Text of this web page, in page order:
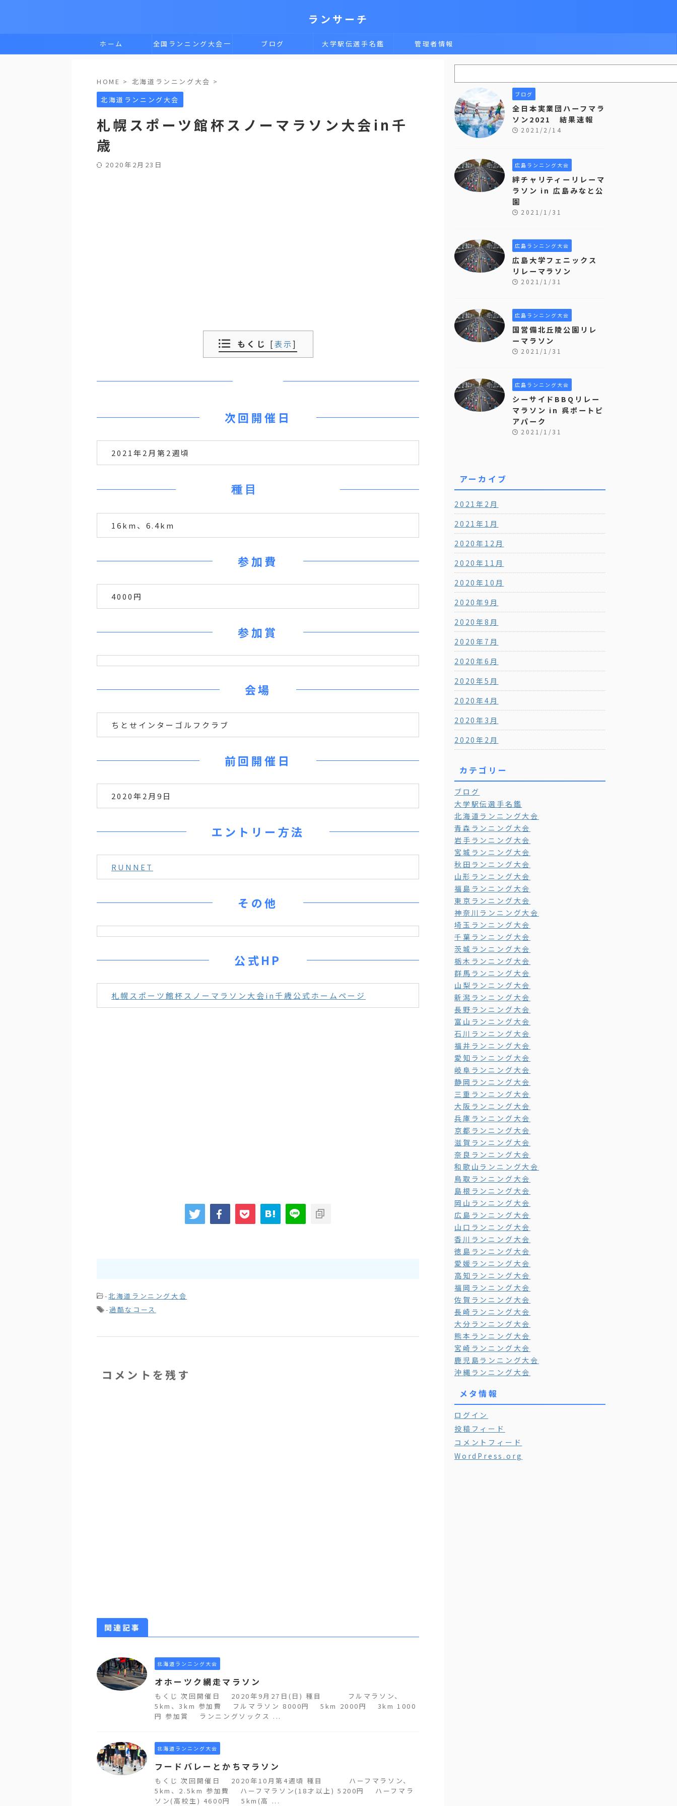
ランサーチ
ホーム 全国ランニング大会一 ブログ 大学駅伝選手名鑑 管理者情報
HOME > 北海道ランニング大会 >
北海道ランニング大会
札幌スポーツ館杯スノーマラソン大会in千
歳
2020年2月23日
もくじ [表示]
次回開催日
2021年2月第2週頃
種目
16km、6.4km
参加費
4000円
参加賞
会場
ちとせインターゴルフクラブ
前回開催日
2020年2月9日
エントリー方法
RUNNET
その他
公式HP
札幌スポーツ館杯スノーマラソン大会in千歳公式ホームページ
-北海道ランニング大会
-過酷なコース
コメントを残す
関連記事
北海道ランニング大会
オホーツク網走マラソン
もくじ 次回開催日 2020年9月27日(日) 種目 フルマラソン、
5km、3km 参加費 フルマラソン 8000円 5km 2000円 3km 1000
円 参加賞 ランニングソックス ...
北海道ランニング大会
フードバレーとかちマラソン
もくじ 次回開催日 2020年10月第4週頃 種目 ハーフマラソン、
5km、2.5km 参加費 ハーフマラソン(18才以上) 5200円 ハーフマラ
ソン(高校生) 4600円 5km(高 ...
ブログ
全日本実業団ハーフマラ
ソン2021 結果速報
2021/2/14
広島ランニング大会
絆チャリティーリレーマ
ラソン in 広島みなと公
園
2021/1/31
広島ランニング大会
広島大学フェニックス
リレーマラソン
2021/1/31
広島ランニング大会
国営備北丘陵公園リレ
ーマラソン
2021/1/31
広島ランニング大会
シーサイドBBQリレー
マラソン in 呉ポートピ
アパーク
2021/1/31
アーカイブ
2021年2月
2021年1月
2020年12月
2020年11月
2020年10月
2020年9月
2020年8月
2020年7月
2020年6月
2020年5月
2020年4月
2020年3月
2020年2月
カテゴリー
ブログ
大学駅伝選手名鑑
北海道ランニング大会
青森ランニング大会
岩手ランニング大会
宮城ランニング大会
秋田ランニング大会
山形ランニング大会
福島ランニング大会
東京ランニング大会
神奈川ランニング大会
埼玉ランニング大会
千葉ランニング大会
茨城ランニング大会
栃木ランニング大会
群馬ランニング大会
山梨ランニング大会
新潟ランニング大会
長野ランニング大会
富山ランニング大会
石川ランニング大会
福井ランニング大会
愛知ランニング大会
岐阜ランニング大会
静岡ランニング大会
三重ランニング大会
大阪ランニング大会
兵庫ランニング大会
京都ランニング大会
滋賀ランニング大会
奈良ランニング大会
和歌山ランニング大会
鳥取ランニング大会
島根ランニング大会
岡山ランニング大会
広島ランニング大会
山口ランニング大会
香川ランニング大会
徳島ランニング大会
愛媛ランニング大会
高知ランニング大会
福岡ランニング大会
佐賀ランニング大会
長崎ランニング大会
大分ランニング大会
熊本ランニング大会
宮崎ランニング大会
鹿児島ランニング大会
沖縄ランニング大会
メタ情報
ログイン
投稿フィード
コメントフィード
WordPress.org